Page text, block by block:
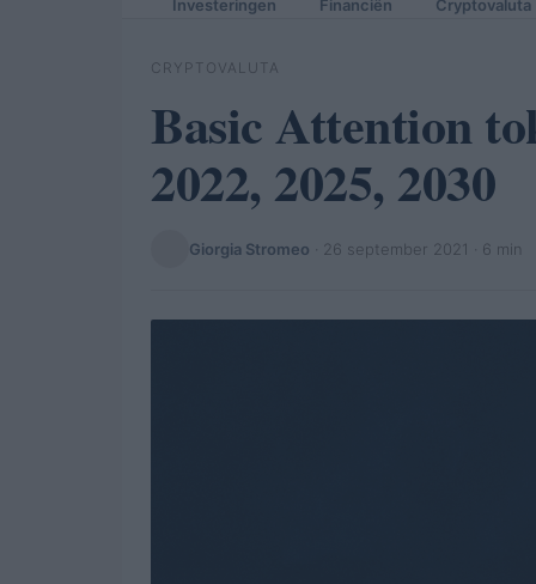
Investeringen Financiën Cryptovaluta
CRYPTOVALUTA
Basic Attention
2022, 2025, 2030
Giorgia Stromeo 26 september 2021 · 6 min